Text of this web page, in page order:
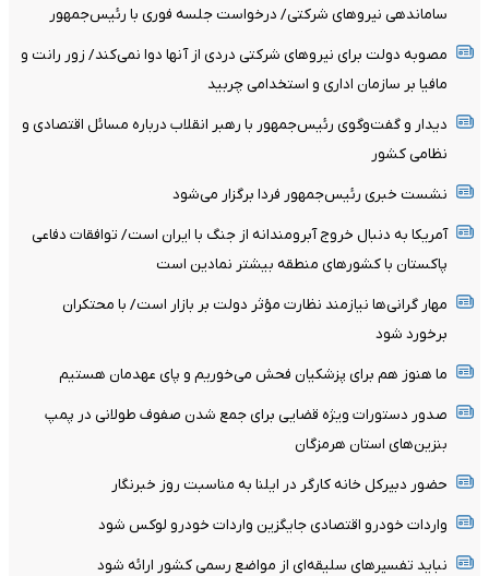
ساماندهی نیروهای شرکتی/ درخواست جلسه فوری با رئیس‌جمهور
مصوبه دولت برای نیروهای شرکتی دردی از آنها دوا نمی‌کند/ زور رانت و
مافیا بر سازمان اداری و استخدامی چربید
دیدار و گفت‌وگوی رئیس‌جمهور با رهبر انقلاب درباره مسائل اقتصادی و
نظامی کشور
نشست خبری رئیس‌جمهور فردا برگزار می‌شود
آمریکا به دنبال خروج آبرومندانه از جنگ با ایران است/ توافقات دفاعی
پاکستان با کشورهای منطقه بیشتر نمادین است
مهار گرانی‌ها نیازمند نظارت مؤثر دولت بر بازار است/ با محتکران
برخورد شود
ما هنوز هم برای پزشکیان فحش می‌خوریم و پای عهدمان هستیم
صدور دستورات ویژه قضایی برای جمع شدن صفوف طولانی در پمپ
بنزین‌های استان هرمزگان
حضور دبیرکل خانه کارگر در ایلنا به مناسبت روز خبرنگار
واردات خودرو اقتصادی جایگزین واردات خودرو لوکس شود
نباید تفسیرهای سلیقه‌ای از مواضع رسمی کشور ارائه شود